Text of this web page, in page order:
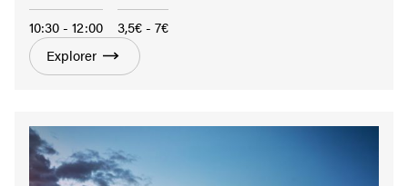
10:30 - 12:00
3,5€ - 7€
Explorer